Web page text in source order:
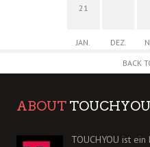
21
JAN. DEZ.
BACK
ABOUT
TOUCHYOU ist